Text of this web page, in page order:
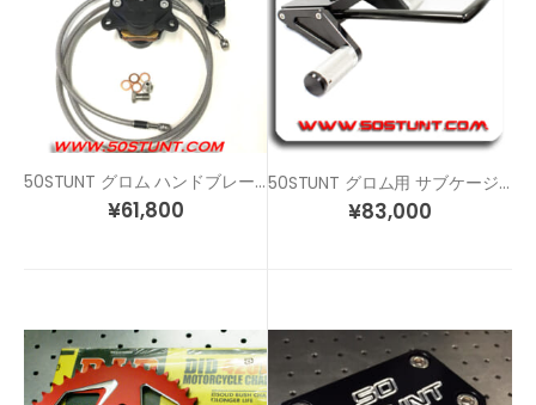
50STUNT グロム ハンドブレーキ キャリパーブラケット キット
¥61,800
50STUNT グロム用 サブケージ / ウィリーバー
¥83,000